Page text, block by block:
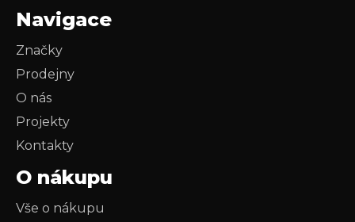
Navigace
Značky
Prodejny
O nás
Projekty
Kontakty
O nákupu
Vše o nákupu